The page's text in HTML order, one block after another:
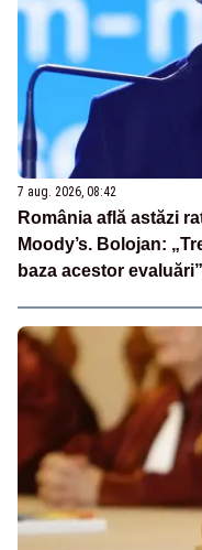
7 aug. 2026, 08:42
România află astăzi
Moody’s. Bolojan:
baza acestor evaluări”